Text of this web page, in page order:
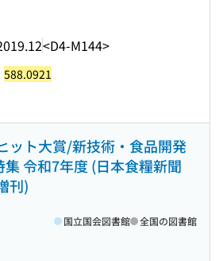
<D4-M144>
588.0921
ット大賞/新技術・食品開発
集 令和7年度 (日本食糧新聞
刊)
国立国会図書館 全国の図書館